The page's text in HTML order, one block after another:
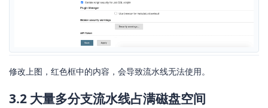
修改上图，红色框中的内容，会导致流水线无法使用。
3.2 大量多分支流水线占满磁盘空间